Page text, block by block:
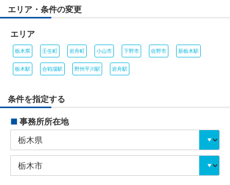
エリア・条件の変更
エリア
栃木県 壬生町 岩舟町 小山市 下野市 佐野市 新栃木駅
栃木駅 合戦場駅 野州平川駅 岩舟駅
条件を指定する
■ 事務所所在地